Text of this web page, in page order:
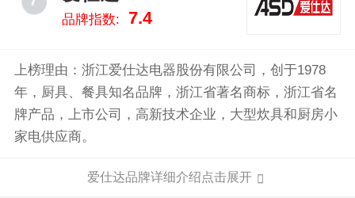
品牌指数: 7.4
上榜理由：浙江爱仕达电器股份有限公司，创于1978
年，厨具、餐具知名品牌，浙江省著名商标，浙江省名
牌产品，上市公司，高新技术企业，大型炊具和厨房小
家电供应商。
爱仕达品牌详细介绍点击展开